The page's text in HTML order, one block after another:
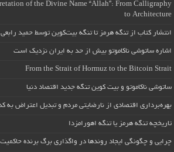
of the Divine Name “Allah”: From Calligraphy
to Architecture
انتشار کتاب از تنگه هرمز تا تنگه بیت‌کوین توسط حمید رابعی
اشاره ساتوشی ناکاموتو بیش از حد به ایران نزدیک است
From the Strait of Hormuz to the Bitcoin Strait
ساتوشی ناکاموتو و بیت کوین تنگه جدید اقتصاد دنیا
بهره‌برداری اقتصادی از نارضایتی مردم و تبدیل اعتراض به
تاریخچه تنگه هرمز یا تنگه اهورامزدا
چرایی و چگونگی ایجاد روندها در واگذاری برگ برنده حاکمیت